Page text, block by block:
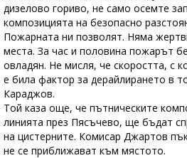
дизелово гориво, не само осемте
композицията на безопасно
Пожарната ни позволят. Няма
места. За час и половина пожарът
овладян. Не мисля, че скоростта, с
е била фактор за дерайлирането в
Караджов.
Той каза още, че пътническите
линията през Пясъчево, ще бъдат
на цистерните. Комисар Джартов
не се приближават към мястото.